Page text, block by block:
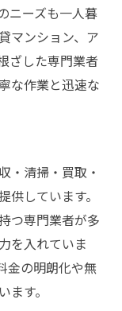
ニーズも一人暮
マンション、ア
ざした専門業者
な作業と迅速な
・清掃・買取・
しています。
つ専門業者が多
を入れていま
金の明朗化や無
す。